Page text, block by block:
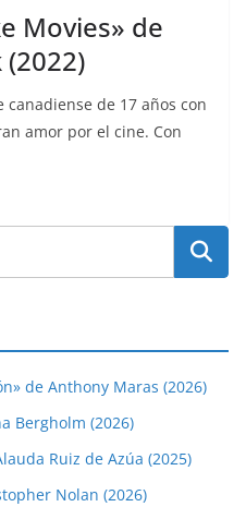
Movies» de
canadiense de 17 años con
amor por el cine. Con
de Anthony Maras (2026)
Bergholm (2026)
Ruiz de Azúa (2025)
Nolan (2026)